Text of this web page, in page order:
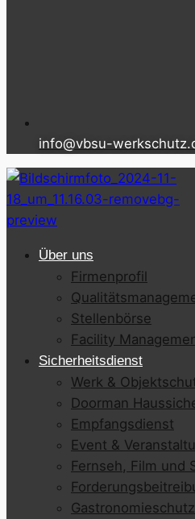
info@vbsu-
Über uns
Firmenprofil
Stellenbörse
Facility
Sicherheitsdienst
Werk &
Doorman
Empfangsdienst
Event &
Fernseh, Film und